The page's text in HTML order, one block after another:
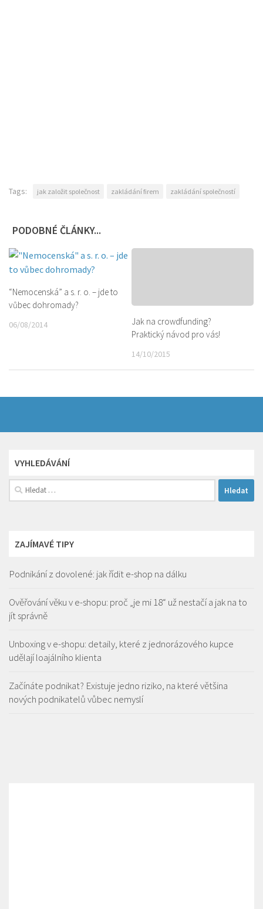
Tags: jak založit společnost zakládání firem zakládání společností
PODOBNÉ ČLÁNKY...
“Nemocenská” a s. r. o. – jde to
vůbec dohromady?
06/08/2014
Jak na crowdfunding?
Praktický návod pro vás!
14/10/2015
VYHLEDÁVÁNÍ
Vyhledávání
ZAJÍMAVÉ TIPY
Podnikání z dovolené: jak řídit e-shop na dálku
Ověřování věku v e-shopu: proč „je mi 18“ už nestačí a jak na to
jít správně
Unboxing v e-shopu: detaily, které z jednorázového kupce
udělají loajálního klienta
Začínáte podnikat? Existuje jedno riziko, na které většina
nových podnikatelů vůbec nemyslí